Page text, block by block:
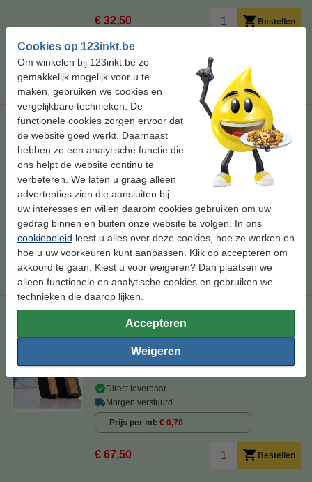
Cookies op 123inkt.be
Om winkelen bij 123inkt.be zo
gemakkelijk mogelijk voor u te
maken, gebruiken we cookies en
vergelijkbare technieken. De
functionele cookies zorgen ervoor dat
de website goed werkt. Daarnaast
hebben ze een analytische functie die
ons helpt de website continu te
verbeteren. We laten u graag alleen
advertenties zien die aansluiten bij
uw interesses en willen daarom cookies gebruiken om uw
gedrag binnen en buiten onze website te volgen. In ons
cookiebeleid leest u alles over deze cookies, hoe ze werken en
hoe u uw voorkeuren kunt aanpassen. Klik op accepteren om
akkoord te gaan. Kiest u voor weigeren? Dan plaatsen we
alleen functionele en analytische cookies en gebruiken we
technieken die daarop lijken.
Accepteren
Weigeren
€ 32,50 Bestellen
Tip
Wij adviseren u om deze cartridge i.p.v. de originele cartridge te
nemen.
123inkt huismerk vervangt HP 78A (C6578AE) duopack kleur
hoge capaciteit
kleur 104 ml Doublepack
Bekijk de specificaties en omschrijving
Direct leverbaar
Morgen verstuurd
€ 62,50 Bestellen
Aanbieding: 123inkt huismerk vervangt HP 45 zwart + HP 78
zwart en kleur
Direct leverbaar
Morgen verstuurd
Prijs per ml € 0,70
€ 67,50 Bestellen